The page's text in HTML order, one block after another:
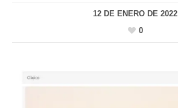
12 DE ENERO DE 2022
0